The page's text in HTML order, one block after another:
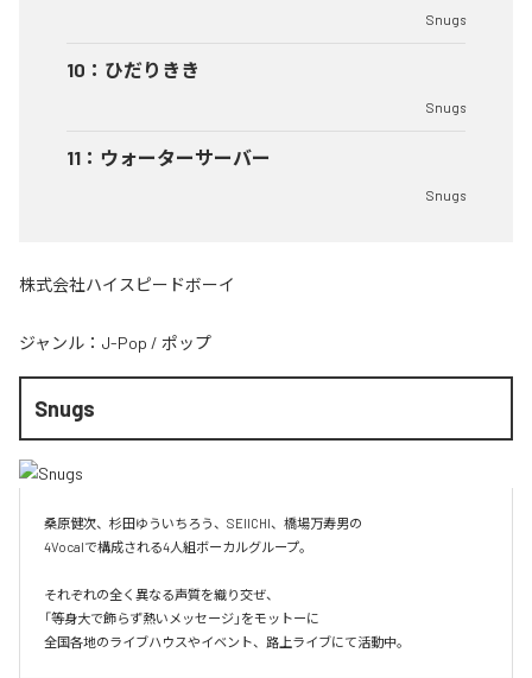
Snugs
10 ： ひだりきき
Snugs
11 ： ウォーターサーバー
Snugs
株式会社ハイスピードボーイ
ジャンル： J-Pop / ポップ
Snugs
桑原健次、杉田ゆういちろう、SEIICHI、橋場万寿男の
4Vocalで構成される4人組ボーカルグループ。
それぞれの全く異なる声質を織り交ぜ、
「等身大で飾らず熱いメッセージ」をモットーに
全国各地のライブハウスやイベント、路上ライブにて活動中。